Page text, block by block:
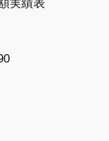
実績表